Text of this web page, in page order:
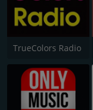
TrueColors Radio